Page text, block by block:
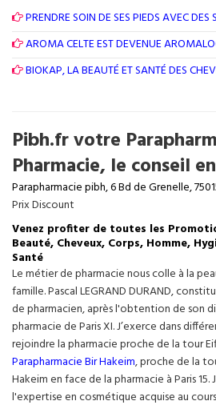
PRENDRE SOIN DE SES PIEDS AVEC DES
AROMA CELTE EST DEVENUE
BIOKAP, LA BEAUTÉ ET SANTÉ DES
Pibh.fr votre
Pharmacie, le conseil
Parapharmacie pibh, 6 Bd de Grenelle,
Prix Discount
Venez profiter de toutes les
Beauté, Cheveux, Corps, Homme,
Santé
Le métier de pharmacie nous colle à la
famille. Pascal LEGRAND DURAND,
de pharmacien, après l'obtention de son
pharmacie de Paris XI. J’exerce dans
rejoindre la pharmacie proche de la tour
Parapharmacie Bir Hakeim, proche de la
Hakeim en face de la pharmacie à Paris
l'expertise en cosmétique acquise au